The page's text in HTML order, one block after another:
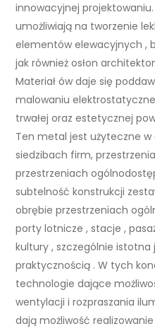
innowacyjnej projektowaniu.
umożliwiają na tworzenie
elementów elewacyjnych ,
jak również osłon
Materiał ów daje się
malowaniu
trwałej oraz estetycznej
Ten metal jest użyteczne
siedzibach firm,
przestrzeniach
subtelność konstrukcji
obrębie przestrzeniach
porty lotnicze , stacje ,
kultury , szczególnie istotna
praktycznością . W tych
technologie dające
wentylacji i rozpraszania
dają możliwość